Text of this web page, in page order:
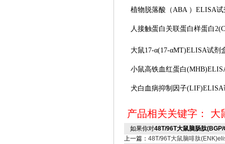
植物脱落酸（ABA ）ELISA试
人接触蛋白关联蛋白样蛋白
大鼠17-α(17-αMT)ELISA试剂
小鼠高铁血红蛋白
犬白血病抑制因子(LIF)ELISA
产品相关关键字： 大
如果你对48T/96T大鼠脑肠肽
上一篇： 48T/96T大鼠脑啡肽